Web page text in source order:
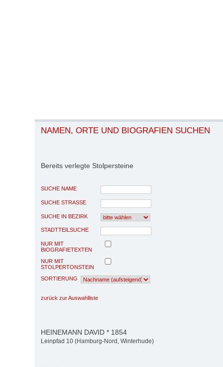
NAMEN, ORTE UND BIOGRAFIEN SUCHEN
Bereits verlegte Stolpersteine
SUCHE NAME
SUCHE STRASSE
SUCHE IN BEZIRK
STADTTEILSUCHE
NUR MIT
BIOGRAFIETEXTEN
NUR MIT
STOLPERTONSTEIN
SORTIERUNG
zurück zur Auswahlliste
HEINEMANN DAVID * 1854
Leinpfad 10 (Hamburg-Nord, Winterhude)